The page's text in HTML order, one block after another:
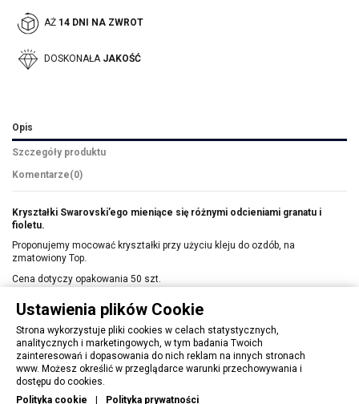
AŻ 14 DNI NA ZWROT
DOSKONAŁA JAKOŚĆ
Opis
Szczegóły produktu
Komentarze(0)
Kryształki Swarovski’ego mieniące się różnymi odcieniami granatu i
fioletu.
Proponujemy mocować kryształki przy użyciu kleju do ozdób, na
zmatowiony Top.
Cena dotyczy opakowania 50 szt.
OBSŁUGA KLIENTA
Ustawienia plików Cookie
Strona wykorzystuje pliki cookies w celach statystycznych,
analitycznych i marketingowych, w tym badania Twoich
zainteresowań i dopasowania do nich reklam na innych stronach
www. Możesz określić w przeglądarce warunki przechowywania i
dostępu do cookies.
Polityka cookie
Polityka prywatności